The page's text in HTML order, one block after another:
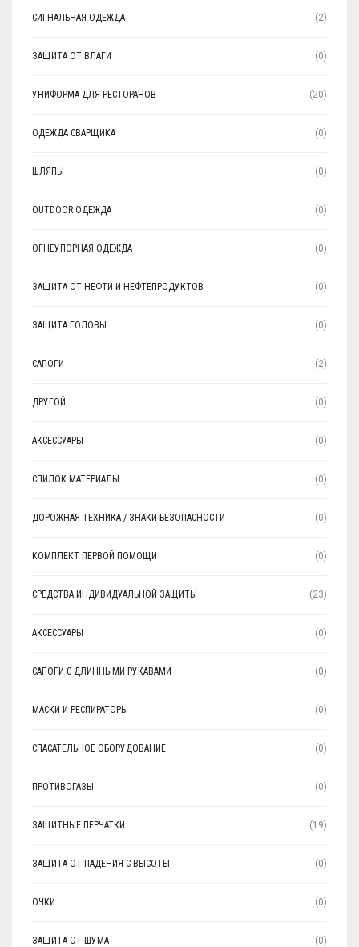
СИГНАЛЬНАЯ ОДЕЖДА (2)
ЗАЩИТА ОТ ВЛАГИ (0)
УНИФОРМА ДЛЯ РЕСТОРАНОВ (20)
ОДЕЖДА СВАРЩИКА (0)
ШЛЯПЫ (0)
OUTDOOR ОДЕЖДА (0)
ОГНЕУПОРНАЯ ОДЕЖДА (0)
ЗАЩИТА ОТ НЕФТИ И НЕФТЕПРОДУКТОВ (0)
ЗАЩИТА ГОЛОВЫ (0)
САПОГИ (2)
ДРУГОЙ (0)
АКСЕССУАРЫ (0)
СПИЛОК МАТЕРИАЛЫ (0)
ДОРОЖНАЯ ТЕХНИКА / ЗНАКИ БЕЗОПАСНОСТИ (0)
КОМПЛЕКТ ПЕРВОЙ ПОМОЩИ (0)
СРЕДСТВА ИНДИВИДУАЛЬНОЙ ЗАЩИТЫ (23)
АКСЕССУАРЫ (0)
САПОГИ С ДЛИННЫМИ РУКАВАМИ (0)
МАСКИ И РЕСПИРАТОРЫ (0)
СПАСАТЕЛЬНОЕ ОБОРУДОВАНИЕ (0)
ПРОТИВОГАЗЫ (0)
ЗАЩИТНЫЕ ПЕРЧАТКИ (19)
ЗАЩИТА ОТ ПАДЕНИЯ С ВЫСОТЫ (0)
ОЧКИ (0)
ЗАЩИТА ОТ ШУМА (0)